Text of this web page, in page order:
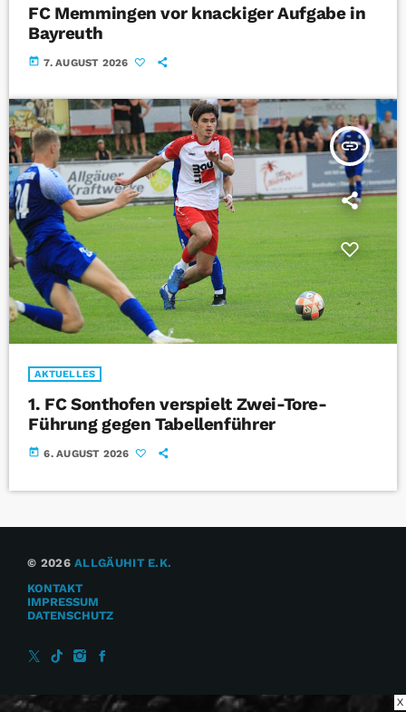
FC Memmingen vor knackiger Aufgabe in
Bayreuth
today 7. AUGUST 2026
insert_link
AKTUELLES
1. FC Sonthofen verspielt Zwei-Tore-
Führung gegen Tabellenführer
today 6. AUGUST 2026
© 2026ALLGÄUHIT E.K.
KONTAKT
IMPRESSUM
DATENSCHUTZ
X